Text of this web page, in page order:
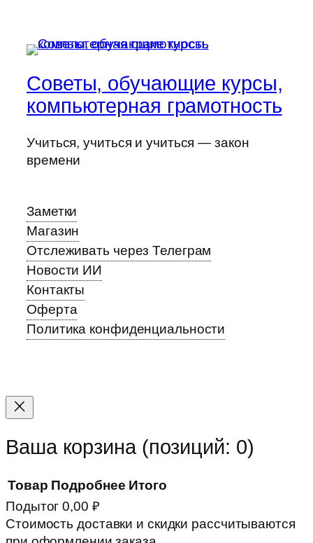
Советы, обучающие курсы,
компьютерная грамотность
Учиться, учиться и учиться — закон
времени
Заметки
Магазин
Отслеживать через Телеграм
Новости ИИ
Контакты
Оферта
Политика конфиденциальности
Прокрутка
вверх
Ваша корзина (позиций: 0)
Товары
Товар Подробнее Итого
Подытог0,00 ₽
Стоимость доставки и скидки рассчитываются